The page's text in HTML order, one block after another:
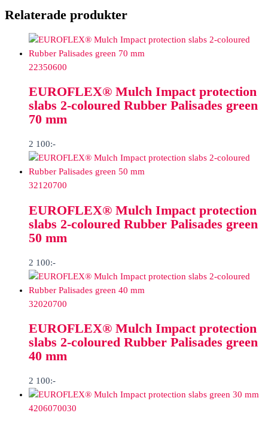
Relaterade produkter
22350600
EUROFLEX® Mulch Impact protection
slabs 2-coloured Rubber Palisades green
70 mm
2 100:-
32120700
EUROFLEX® Mulch Impact protection
slabs 2-coloured Rubber Palisades green
50 mm
2 100:-
32020700
EUROFLEX® Mulch Impact protection
slabs 2-coloured Rubber Palisades green
40 mm
2 100:-
4206070030